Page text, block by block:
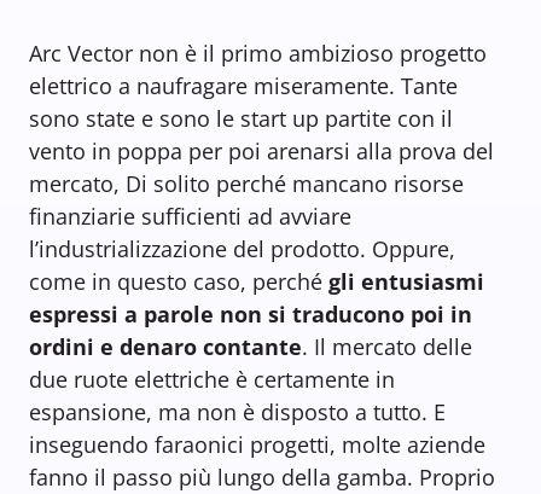
Arc Vector non è il primo ambizioso progetto
elettrico a naufragare miseramente. Tante
sono state e sono le start up partite con il
vento in poppa per poi arenarsi alla prova del
mercato, Di solito perché mancano risorse
finanziarie sufficienti ad avviare
l’industrializzazione del prodotto. Oppure,
come in questo caso, perché gli entusiasmi
espressi a parole non si traducono poi in
ordini e denaro contante. Il mercato delle
due ruote elettriche è certamente in
espansione, ma non è disposto a tutto. E
inseguendo faraonici progetti, molte aziende
fanno il passo più lungo della gamba. Proprio